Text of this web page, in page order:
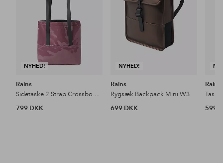
NYHED!
Rains
Sidetaske 2 Strap Crossbody Bag W3
799 DKK
NYHED!
Rains
Rygsæk Backpack Mini W3
699 DKK
Rains
599